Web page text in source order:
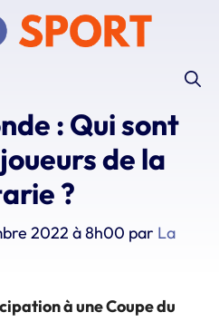
: Qui sont
de la
?
2022 à 8h00 par La
à une Coupe du